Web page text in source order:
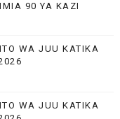
90 YA KAZI
WA JUU KATIKA
WA JUU KATIKA